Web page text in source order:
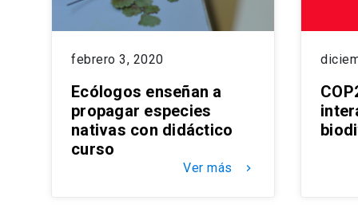
febrero 3, 2020
Ecólogos enseñan a
propagar especies
nativas con didáctico
curso
Ver más keyboard_arrow_right